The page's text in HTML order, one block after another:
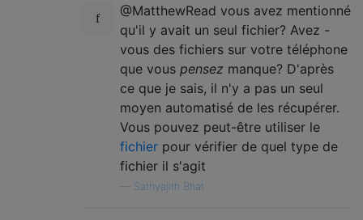
@MatthewRead vous avez mentionné
qu'il y avait un seul fichier? Avez -
vous des fichiers sur votre téléphone
que vous pensez manque? D'après
ce que je sais, il n'y a pas un seul
moyen automatisé de les récupérer.
Vous pouvez peut-être utiliser le
fichier pour vérifier de quel type de
fichier il s'agit
Sathyajith Bhat